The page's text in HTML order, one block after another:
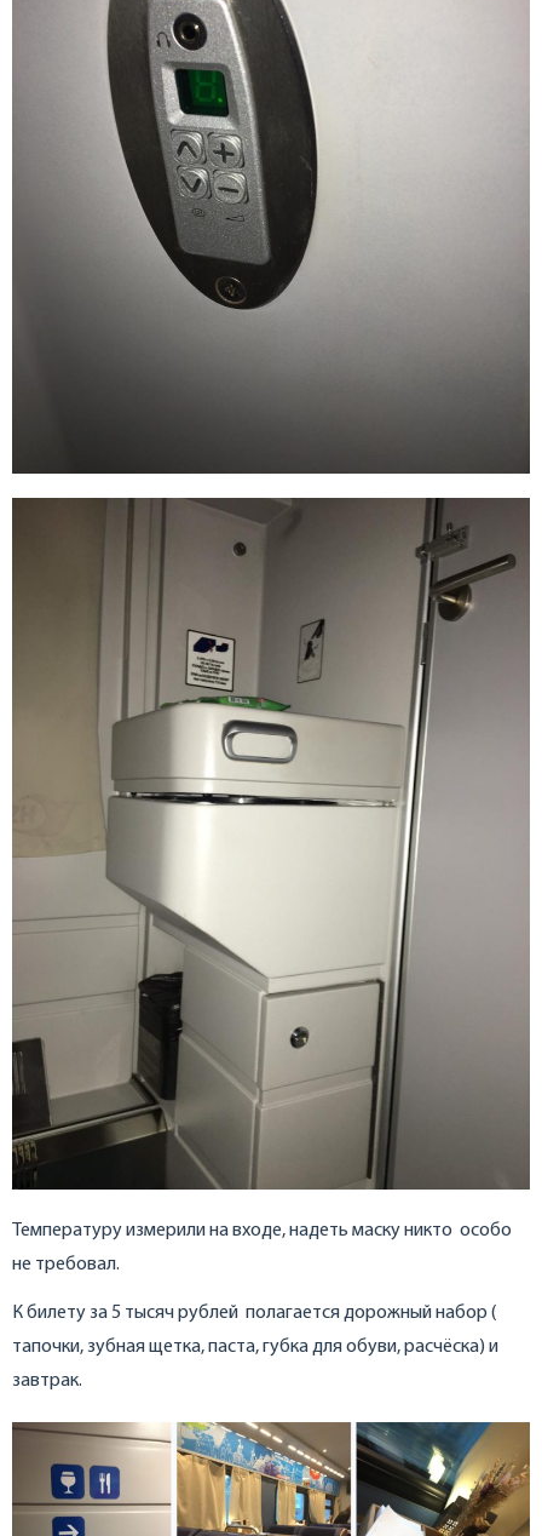
Температуру измерили на входе, надеть маску никто особо
не требовал.
К билету за 5 тысяч рублей полагается дорожный набор (
тапочки, зубная щетка, паста, губка для обуви, расчёска) и
завтрак.